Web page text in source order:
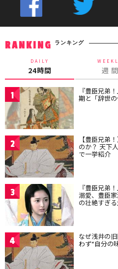
RANKING ランキング
DAILY
24時間 週 間
1 『豊臣兄弟
期と「辞世
2 【豊臣兄弟
のか？ 天下
で一挙紹介
3 『豊臣兄弟
溺愛、豊臣
の壮絶すぎ
4 なぜ浅井の
わず“自分の